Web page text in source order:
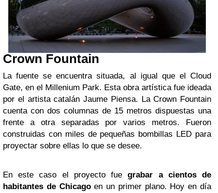
Crown Fountain
La fuente se encuentra situada, al igual que el Cloud
Gate, en el Millenium Park. Esta obra artística fue ideada
por el artista catalán Jaume Piensa. La Crown Fountain
cuenta con dos columnas de 15 metros dispuestas una
frente a otra separadas por varios metros. Fueron
construidas con miles de pequeñas bombillas LED para
proyectar sobre ellas lo que se desee.
En este caso el proyecto fuegrabar a cientos de
habitantes de Chicagoen un primer plano. Hoy en día